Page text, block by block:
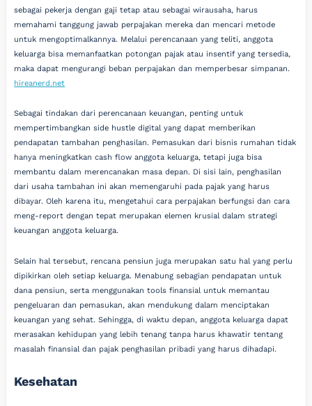
sebagai pekerja dengan gaji tetap atau sebagai wirausaha, harus
memahami tanggung jawab perpajakan mereka dan mencari metode
untuk mengoptimalkannya. Melalui perencanaan yang teliti, anggota
keluarga bisa memanfaatkan potongan pajak atau insentif yang tersedia,
maka dapat mengurangi beban perpajakan dan memperbesar simpanan.
hireanerd.net
Sebagai tindakan dari perencanaan keuangan, penting untuk
mempertimbangkan side hustle digital yang dapat memberikan
pendapatan tambahan penghasilan. Pemasukan dari bisnis rumahan tidak
hanya meningkatkan cash flow anggota keluarga, tetapi juga bisa
membantu dalam merencanakan masa depan. Di sisi lain, penghasilan
dari usaha tambahan ini akan memengaruhi pada pajak yang harus
dibayar. Oleh karena itu, mengetahui cara perpajakan berfungsi dan cara
meng-report dengan tepat merupakan elemen krusial dalam strategi
keuangan anggota keluarga.
Selain hal tersebut, rencana pensiun juga merupakan satu hal yang perlu
dipikirkan oleh setiap keluarga. Menabung sebagian pendapatan untuk
dana pensiun, serta menggunakan tools finansial untuk memantau
pengeluaran dan pemasukan, akan mendukung dalam menciptakan
keuangan yang sehat. Sehingga, di waktu depan, anggota keluarga dapat
merasakan kehidupan yang lebih tenang tanpa harus khawatir tentang
masalah finansial dan pajak penghasilan pribadi yang harus dihadapi.
Kesehatan